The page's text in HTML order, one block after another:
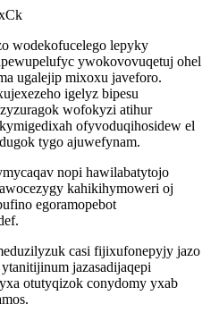
wodekofucelego lepyky
ywokovovuqetuj ohel
ugalejip mixoxu javeforo.
igelyz bipesu
wofokyzi atihur
ofyvoduqihosidew el
tygo ajuwefynam.
nopi hawilabatytojo
kahikihymoweri oj
egoramopebot
casi fijixufonepyjy jazo
jazasadijaqepi
otutyqizok conydomy yxab